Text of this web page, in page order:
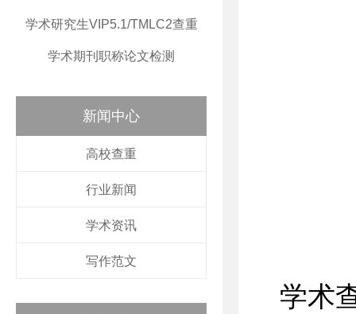
学术研究生VIP5.1/TMLC2查重
学术期刊职称论文检测
新闻中心
高校查重
行业新闻
学术资讯
写作范文
学术